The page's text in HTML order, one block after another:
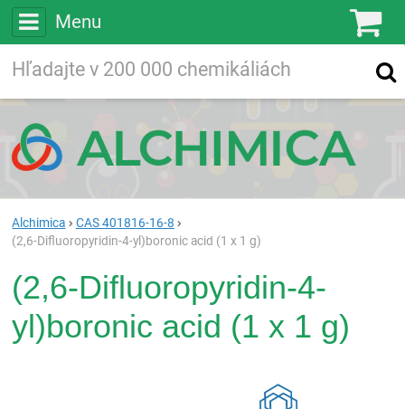
Menu
Vyhľadávanie
Alchimica
CAS 401816-16-8
(2,6-Difluoropyridin-4-yl)boronic acid (1 x 1 g)
(2,6-Difluoropyridin-4-
yl)boronic acid (1 x 1 g)